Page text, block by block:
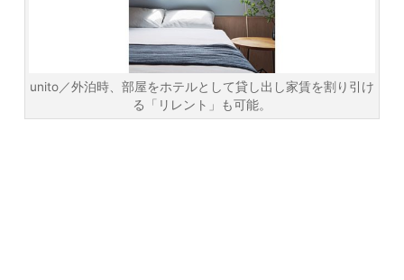
unito／外泊時、部屋をホテルとして貸し出し家賃を割り引け
る「リレント」も可能。